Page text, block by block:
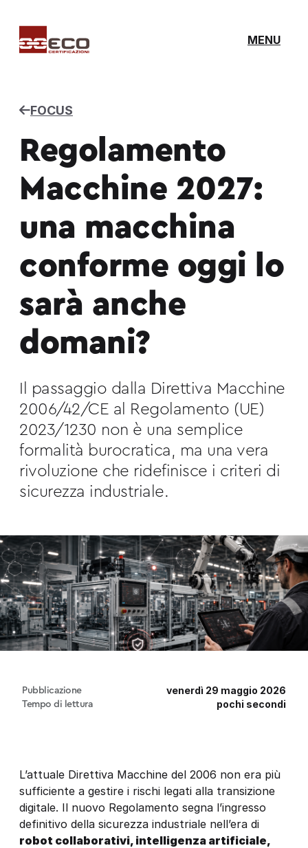
MENU
FOCUS
Regolamento
Macchine 2027:
una macchina
conforme oggi lo
sarà anche
domani?
Il passaggio dalla Direttiva Macchine
2006/42/CE al Regolamento (UE)
2023/1230 non è una semplice
formalità burocratica, ma una vera
rivoluzione che ridefinisce i criteri di
sicurezza industriale.
Pubblicazione venerdì 29 maggio 2026
Tempo di lettura pochi secondi
L’attuale Direttiva Macchine del 2006 non era più
sufficiente a gestire i rischi legati alla transizione
digitale. Il nuovo Regolamento segna l’ingresso
definitivo della sicurezza industriale nell’era di
robot collaborativi, intelligenza artificiale,